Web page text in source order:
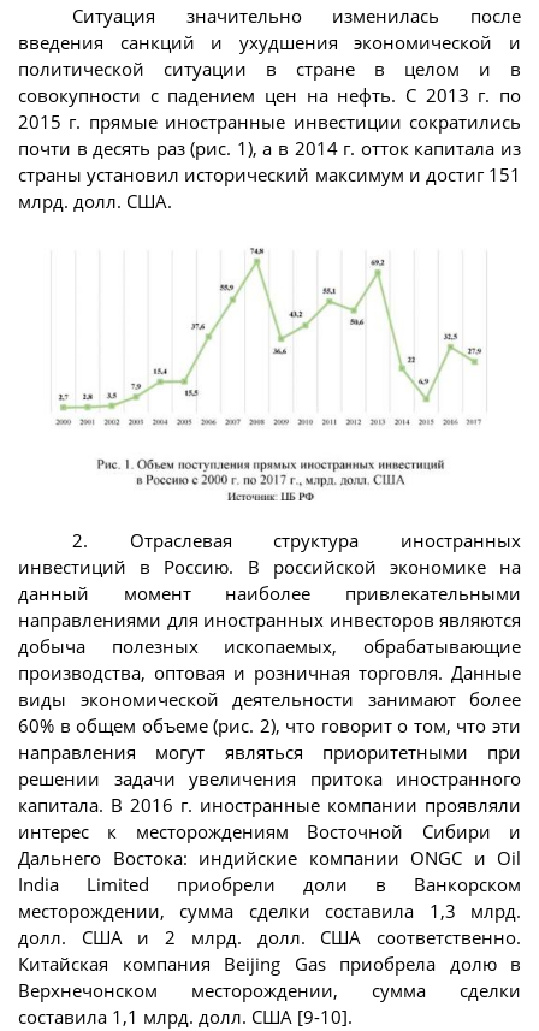
Ситуация значительно изменилась после
введения санкций и ухудшения экономической и
политической ситуации в стране в целом и в
совокупности с падением цен на нефть. С 2013 г. по
2015 г. прямые иностранные инвестиции сократились
почти в десять раз (рис. 1), а в 2014 г. отток капитала из
страны установил исторический максимум и достиг 151
млрд. долл. США.
2. Отраслевая структура иностранных
инвестиций в Россию. В российской экономике на
данный момент наиболее привлекательными
направлениями для иностранных инвесторов являются
добыча полезных ископаемых, обрабатывающие
производства, оптовая и розничная торговля. Данные
виды экономической деятельности занимают более
60% в общем объеме (рис. 2), что говорит о том, что эти
направления могут являться приоритетными при
решении задачи увеличения притока иностранного
капитала. В 2016 г. иностранные компании проявляли
интерес к месторождениям Восточной Сибири и
Дальнего Востока: индийские компании ONGC и Oil
India Limited приобрели доли в Ванкорском
месторождении, сумма сделки составила 1,3 млрд.
долл. США и 2 млрд. долл. США соответственно.
Китайская компания Beijing Gas приобрела долю в
Верхнечонском месторождении, сумма сделки
составила 1,1 млрд. долл. США [9-10].